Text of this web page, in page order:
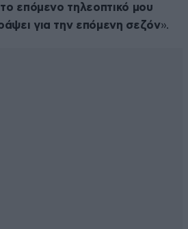
επόμενο τηλεοπτικό μου
για την επόμενη σεζόν».